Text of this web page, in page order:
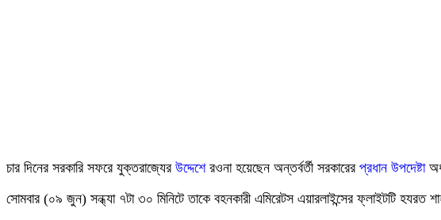
চার দিনের সরকারি সফরে যুক্তরাজ্যেরউদ্দেশেরওনা হয়েছেন অন্তর্বর্তী সরকারেরপ্রধান উপদেষ্টা
সোমবার (০৯ জুন) সন্ধ্যা ৭টা ৩০ মিনিটে তাকে বহনকারী এমিরেটস এয়ারলাইন্সের ফ্লাইটটি হযরত